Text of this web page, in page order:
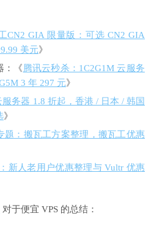
CN2 GIA 限量版：可选 CN2 GIA
美元》
：《 腾讯云秒杀：1C2G1M 云服务
3 年 297 元》
服务器 1.8 折起，香港 / 日本 / 韩国
》
题：搬瓦工方案整理，搬瓦工优惠
新人老用户优惠整理与 Vultr 优惠
对于便宜 VPS 的总结：